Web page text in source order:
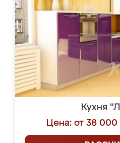
Кухня
Цена: от 38 000